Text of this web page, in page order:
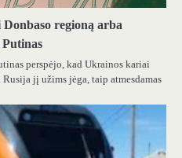
regioną arba
perspėjo, kad Ukrainos kariai
jį užims jėga, taip atmesdamas